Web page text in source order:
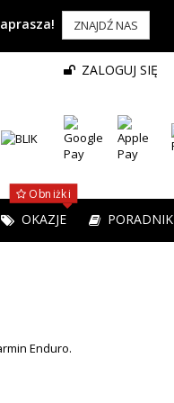
ZNAJDŹ NAS
ZALOGUJ SIĘ
OKAZJE
Obniżki
PORADNIK
Enduro.